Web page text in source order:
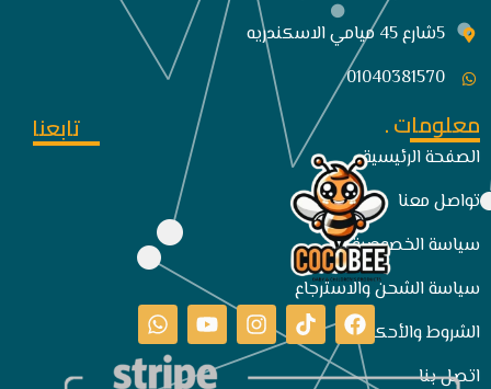
5شارع 45 ميامي الاسكندريه
01040381570
معلومات .
الصفحة الرئيسية
تواصل معنا
سياسة الخصوصية
سياسة الشحن والاسترجاع
الشروط والأحكام
اتصل بنا
تابعنا